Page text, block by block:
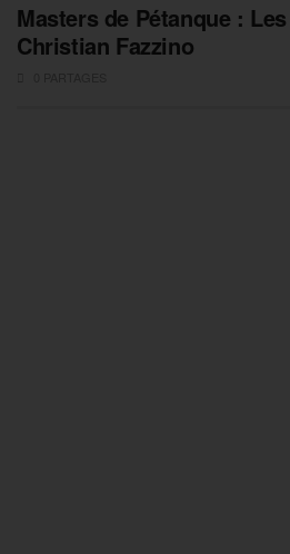
Masters de Pétanque :
Christian Fazzino